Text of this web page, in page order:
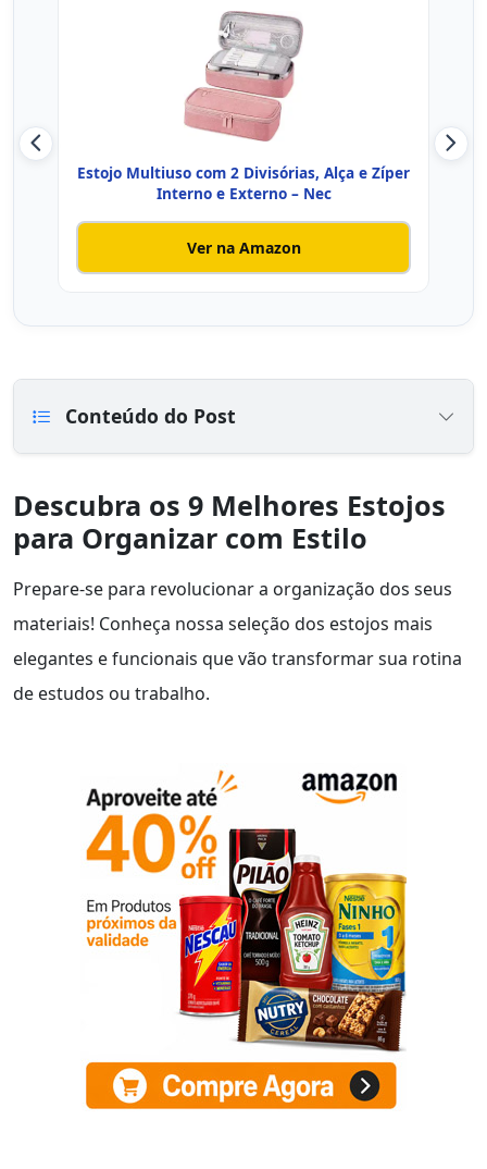
Estojo Multiuso com 2 Divisórias, Alça e Zíper
Interno e Externo – Nec
Ver na Amazon
Conteúdo do Post
Descubra os 9 Melhores Estojos
para Organizar com Estilo
Prepare-se para revolucionar a organização dos seus
materiais! Conheça nossa seleção dos estojos mais
elegantes e funcionais que vão transformar sua rotina
de estudos ou trabalho.